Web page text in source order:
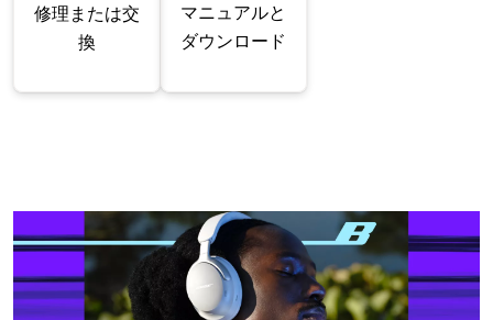
修理または交
換
マニュアルと
ダウンロード